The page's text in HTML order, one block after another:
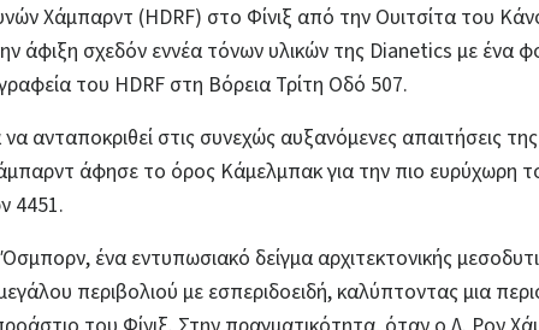
Χάμπαρντ (HDRF) στο Φίνιξ από την Ουιτσίτα του
άφιξη σχεδόν εννέα τόνων υλικών της Dianetics με ένα
του HDRF στη Βόρεια Τρίτη Οδό 507.
ανταποκριθεί στις συνεχώς αυξανόμενες απαιτήσεις
άφησε το όρος Κάμελμπακ για την πιο ευρύχωρη
4451.
ένα εντυπωσιακό δείγμα αρχιτεκτονικής
περιβολιού με εσπεριδοειδή, καλύπτοντας μια